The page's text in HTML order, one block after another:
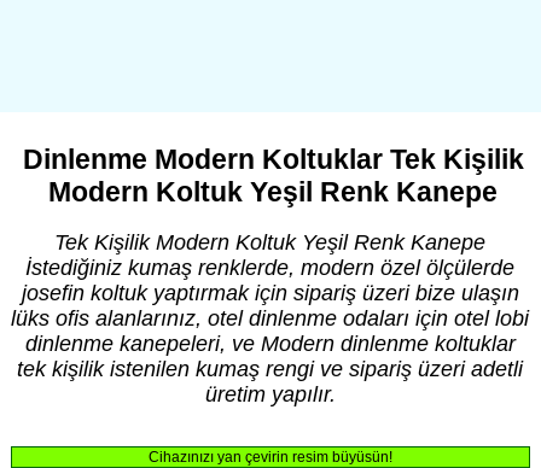
Dinlenme Modern Koltuklar Tek Kişilik
Modern Koltuk Yeşil Renk Kanepe
Tek Kişilik Modern Koltuk Yeşil Renk Kanepe
İstediğiniz kumaş renklerde, modern özel ölçülerde
josefin koltuk yaptırmak için sipariş üzeri bize ulaşın
lüks ofis alanlarınız, otel dinlenme odaları için otel lobi
dinlenme kanepeleri, ve Modern dinlenme koltuklar
tek kişilik istenilen kumaş rengi ve sipariş üzeri adetli
üretim yapılır.
Cihazınızı yan çevirin resim büyüsün!